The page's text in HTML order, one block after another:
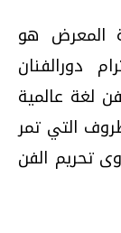
المعرض هو
دورالفنان
لغة عالمية
التي تمر
تحريم الفن